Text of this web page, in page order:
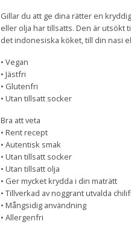
Gillar du att ge dina rätter en
eller olja har tillsatts. Den är utsökt
det indonesiska köket, till din nasi
• Vegan
• Jästfri
• Glutenfri
• Utan tillsatt socker
Bra att veta
• Rent recept
• Autentisk smak
• Utan tillsatt socker
• Utan tillsatt olja
• Ger mycket krydda i din maträtt
• Tillverkad av noggrant utvalda
• Mångsidig användning
• Allergenfri